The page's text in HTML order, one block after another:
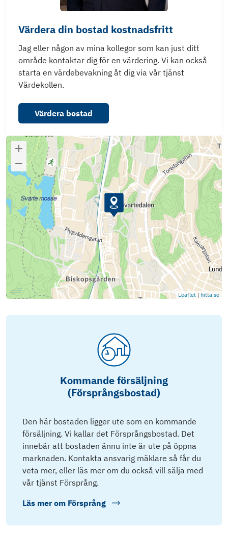
Värdera din bostad kostnadsfritt
Jag eller någon av mina kollegor som kan just ditt
område kontaktar dig för en värdering. Vi kan också
starta en värdebevakning åt dig via vår tjänst
Värdekollen.
Värdera bostad
Leaflet | hitta.se
Kommande försäljning
(Försprångsbostad)
Den här bostaden ligger ute som en kommande
försäljning. Vi kallar det Försprångsbostad. Det
innebär att bostaden ännu inte är ute på öppna
marknaden. Kontakta ansvarig mäklare så får du
veta mer, eller läs mer om du också vill sälja med
vår tjänst Försprång.
Läs mer om Försprång